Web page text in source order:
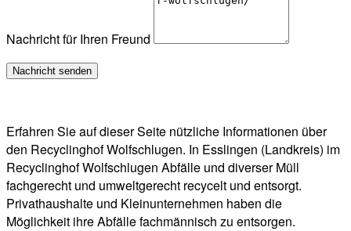
Nachricht für Ihren Freund
Erfahren Sie auf dieser Seite nützliche Informationen über
den Recyclinghof Wolfschlugen. In Esslingen (Landkreis) im
Recyclinghof Wolfschlugen Abfälle und diverser Müll
fachgerecht und umweltgerecht recycelt und entsorgt.
Privathaushalte und Kleinunternehmen haben die
Möglichkeit ihre Abfälle fachmännisch zu entsorgen.